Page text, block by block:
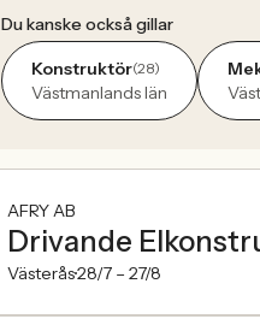
Du kanske också gillar
Konstruktör(28)
Västmanlands län
AFRY AB
Drivande
Västerås28/7 – 27/8